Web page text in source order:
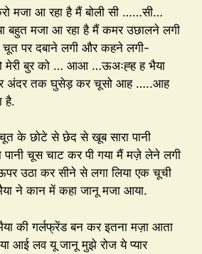
मजा आ रहा है मैं बोली सी ……सी…
बहुत मजा आ रहा है मैं कमर उछालने लगी
पर दबाने लगी और कहने लगी-
मेरी बुर को … आआ …ऊअःह्ह ह भैया
अंदर तक घुसेड़ कर चूसो आह …..आह
है.
के छोटे से छेद से खूब सारा पानी
पानी चूस चाट कर पी गया मैं मज़े लेने लगी
उठा कर सीने से लगा लिया एक चूची
ने कान में कहा जानू मजा आया.
की गर्लफ्रेंड बन कर इतना मज़ा आता
आई लव यू जानू मुझे रोज ये प्यार